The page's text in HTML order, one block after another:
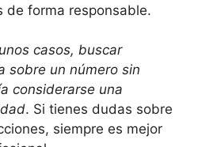
de forma responsable.
casos, buscar
sobre un número sin
considerarse una
. Si tienes dudas sobre
siempre es mejor